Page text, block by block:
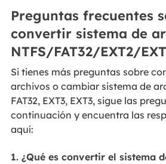
Preguntas frecuentes
convertir sistema de
NTFS/FAT32/EXT2/
Si tienes más preguntas sobre
archivos o cambiar sistema de
FAT32, EXT3, EXT3, sigue las
continuación y encuentra las
aquí:
1. ¿Qué es convertir el sistema